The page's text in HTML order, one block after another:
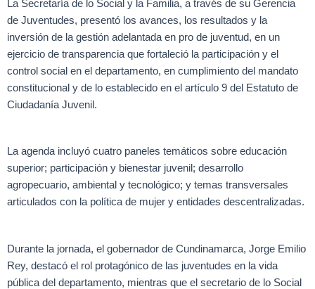
La Secretaría de lo Social y la Familia, a través de su Gerencia
de Juventudes, presentó los avances, los resultados y la
inversión de la gestión adelantada en pro de juventud, en un
ejercicio de transparencia que fortaleció la participación y el
control social en el departamento, en cumplimiento del mandato
constitucional y de lo establecido en el artículo 9 del Estatuto de
Ciudadanía Juvenil.
La agenda incluyó cuatro paneles temáticos sobre educación
superior; participación y bienestar juvenil; desarrollo
agropecuario, ambiental y tecnológico; y temas transversales
articulados con la política de mujer y entidades descentralizadas.
Durante la jornada, el gobernador de Cundinamarca, Jorge Emilio
Rey, destacó el rol protagónico de las juventudes en la vida
pública del departamento, mientras que el secretario de lo Social